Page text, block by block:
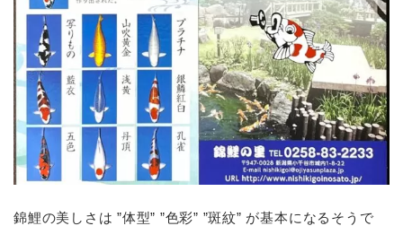
錦鯉の美しさは ”体型” ”色彩” ”斑紋” が基本になるそうで